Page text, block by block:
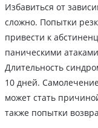
Избавиться от
сложно. Попытки
привести к
паническими
Длительность
10 дней.
может стать
также попытки